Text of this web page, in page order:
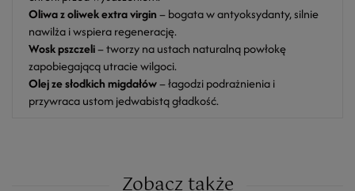
Oliwa z oliwek extra virgin– bogata w antyoksydanty, silnie
nawilża i wspiera regenerację.
Wosk pszczeli– tworzy na ustach naturalną powłokę
zapobiegającą utracie wilgoci.
Olej ze słodkich migdałów– łagodzi podrażnienia i
przywraca ustom jedwabistą gładkość.
Zobacz także